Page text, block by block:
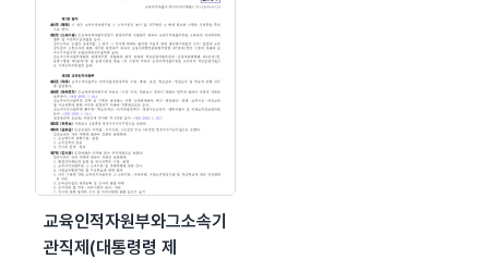
교육인적자원부와그소속기
관직제(대통령령 제